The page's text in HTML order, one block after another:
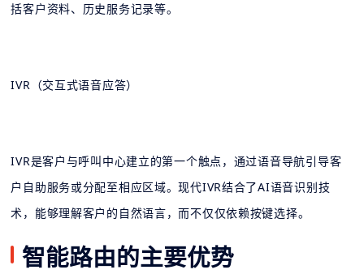
括客户资料、历史服务记录等。
IVR（交互式语音应答）
IVR是客户与呼叫中心建立的第一个触点，通过语音导航引导客
户自助服务或分配至相应区域。现代IVR结合了AI语音识别技
术，能够理解客户的自然语言，而不仅仅依赖按键选择。
智能路由的主要优势